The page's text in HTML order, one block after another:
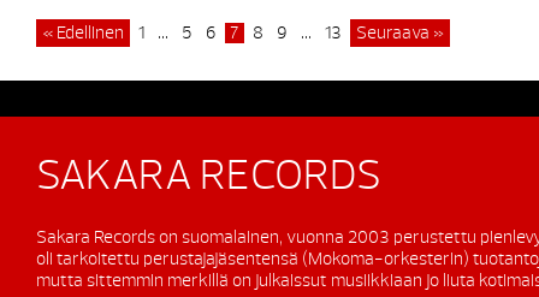
« Edellinen 1 … 5 6 7 8 9 … 13 Seuraava »
SAKARA RECORDS
Sakara Records on suomalainen, vuonna 2003 perustettu
oli tarkoitettu perustajajäsentensä (Mokoma-orkesterin)
mutta sittemmin merkillä on julkaissut musiikkiaan jo liuta